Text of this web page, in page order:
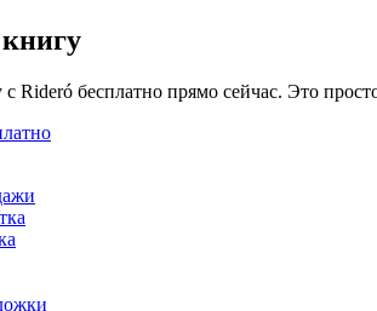
Rideró бесплатно прямо сейчас. Это